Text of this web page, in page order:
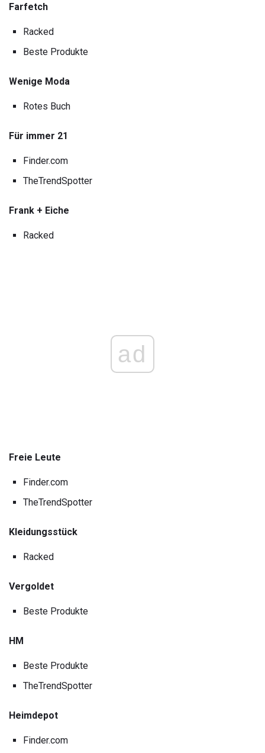
Farfetch
Racked
Beste Produkte
Wenige Moda
Rotes Buch
Für immer 21
Finder.com
TheTrendSpotter
Frank + Eiche
Racked
ad
Freie Leute
Finder.com
TheTrendSpotter
Kleidungsstück
Racked
Vergoldet
Beste Produkte
HM
Beste Produkte
TheTrendSpotter
Heimdepot
Finder.com